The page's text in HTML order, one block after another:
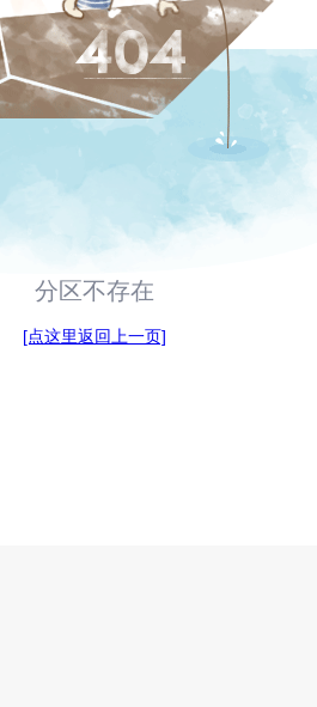
分区不存在
[点这里返回上一页]